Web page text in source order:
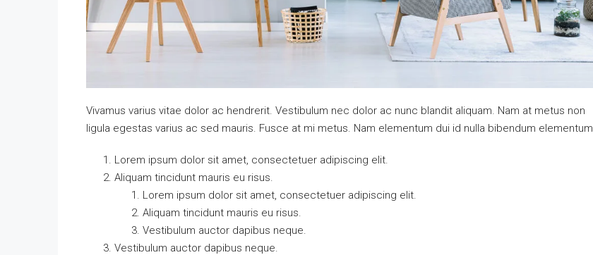
Vivamus varius vitae dolor ac hendrerit. Vestibulum nec dolor ac nunc blandit aliquam. Nam at metus non
ligula egestas varius ac sed mauris. Fusce at mi metus. Nam elementum dui id nulla bibendum elementum.
Lorem ipsum dolor sit amet, consectetuer adipiscing elit.
Aliquam tincidunt mauris eu risus.
Lorem ipsum dolor sit amet, consectetuer adipiscing elit.
Aliquam tincidunt mauris eu risus.
Vestibulum auctor dapibus neque.
Vestibulum auctor dapibus neque.